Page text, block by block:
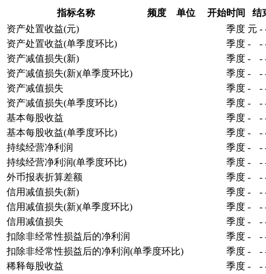
指标名称 频度 单位 开始时间
结
资产处置收益(元)
季度 元 -
资产处置收益(单季度环比)
季度 - -
资产减值损失(新)
季度 - -
资产减值损失(新)(单季度环比)
季度 - -
资产减值损失
季度 - -
资产减值损失(单季度环比)
季度 - -
基本每股收益
季度 - -
基本每股收益(单季度环比)
季度 - -
持续经营净利润
季度 - -
持续经营净利润(单季度环比)
季度 - -
外币报表折算差额
季度 - -
信用减值损失(新)
季度 - -
信用减值损失(新)(单季度环比)
季度 - -
信用减值损失
季度 - -
扣除非经常性损益后的净利润
季度 - -
扣除非经常性损益后的净利润(单季度环比)
季度 - -
稀释每股收益
季度 - -